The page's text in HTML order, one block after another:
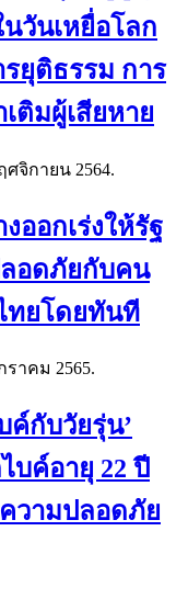
วันเหยื่อโลก
ยุติธรรม การ
เติมผู้เสียหาย
ศจิกายน 2564.
ออกเร่งให้รัฐ
อดภัยกับคน
ทยโดยทันที
ราคม 2565.
ค์กับวัยรุ่น’
ค์อายุ 22 ปี
วามปลอดภัย